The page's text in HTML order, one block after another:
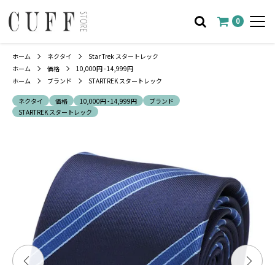
0
ホーム ネクタイ
Star Trek スタートレック
ホーム
価格
10,000円 - 14,999円
ホーム
ブランド STARTREK スタートレック
ネクタイ 価格 10,000円 - 14,999円
ブランド
STARTREK スタートレック